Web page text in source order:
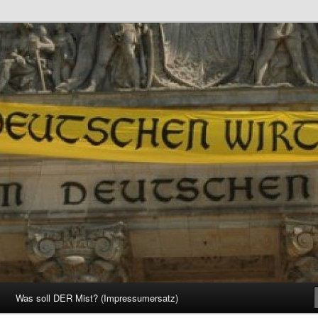
Was soll DER Mist? (Impressumersatz)